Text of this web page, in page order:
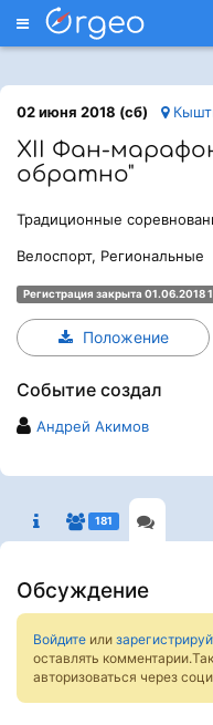
Меню
02 июня 2018 (сб)
XII Фан-
обратно"
Традиционные
Велоспорт, Региональные
Регистрация закрыта 01.06.2018
Положение
Событие создал
Андрей Акимов
181
Обсуждение
Войдите или
оставлять
авторизоваться через